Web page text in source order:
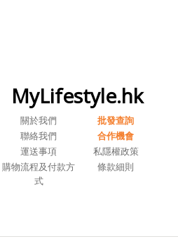
MyLifestyle.hk
關於我們
批發查詢
聯絡我們
合作機會
運送事項
私隱權政策
購物流程及付款方
式
條款細則